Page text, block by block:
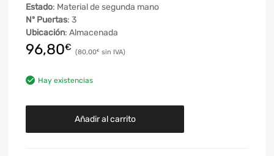
Estado: Material de segunda mano
Nº Puertas: 3
Ubicación: Almacenada
96,80€ 80,00€
Hay existencias
Añadir al carrito